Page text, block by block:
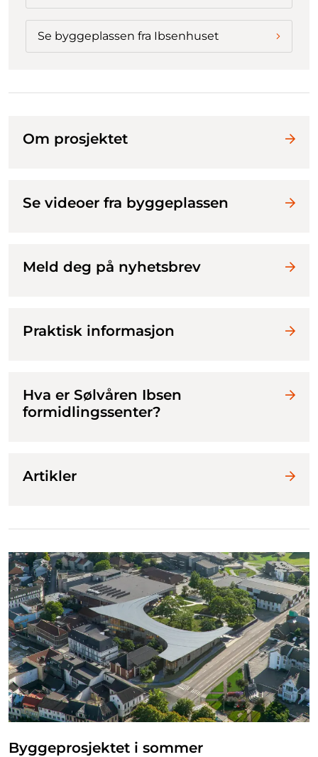
Se byggeplassen fra Ibsenhuset
Om prosjektet
Se videoer fra byggeplassen
Meld deg på nyhetsbrev
Praktisk informasjon
Hva er Sølvåren Ibsen
formidlingssenter?
Artikler
Byggeprosjektet i sommer